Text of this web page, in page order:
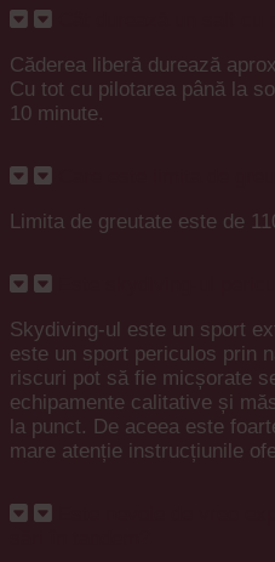
Căderea liberă durează
Cu tot cu pilotarea până la
10 minute.
Limita de greutate este de
Skydiving-ul este un sport
este un sport periculos prin
riscuri pot să fie micșorate
echipamente calitative și
la punct. De aceea este
mare atenție instrucțiunile